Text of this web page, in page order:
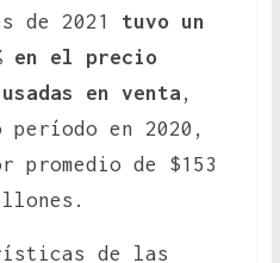
de 2021 tuvo un
en el precio
en venta ,
período en 2020,
promedio de $153
de las